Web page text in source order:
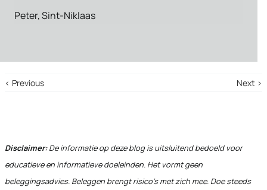
Peter, Sint-Niklaas
‹ Previous Next ›
Disclaimer:De informatie op deze blog is uitsluitend bedoeld voor
educatieve en informatieve doeleinden. Het vormt geen
beleggingsadvies. Beleggen brengt risico’s met zich mee. Doe steeds